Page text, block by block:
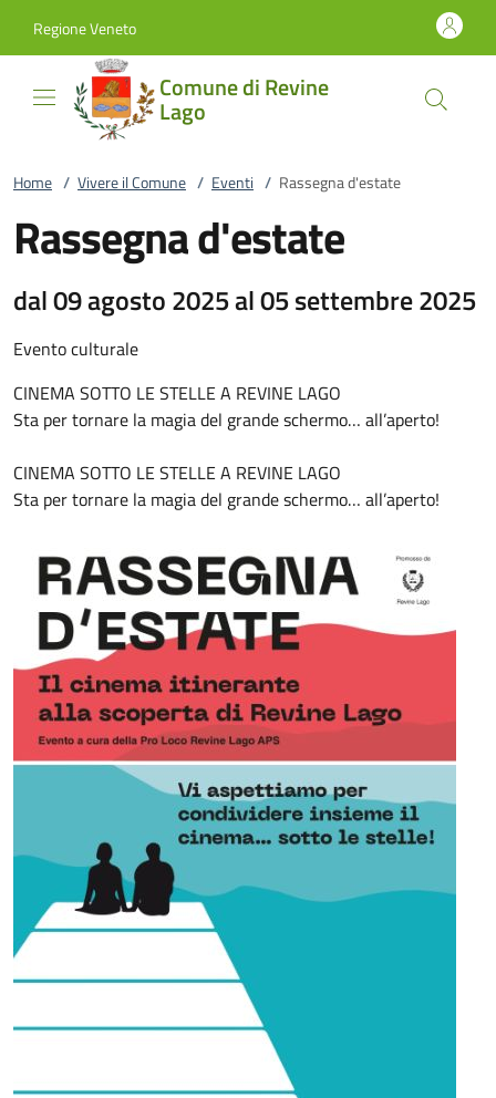
Regione Veneto
Comune di Revine
Lago
Home / Vivere il Comune / Eventi / Rassegna d'estate
Rassegna d'estate
dal 09 agosto 2025 al 05 settembre 2025
Evento culturale
CINEMA SOTTO LE STELLE A REVINE LAGO
Sta per tornare la magia del grande schermo… all’aperto!
CINEMA SOTTO LE STELLE A REVINE LAGO
Sta per tornare la magia del grande schermo… all’aperto!